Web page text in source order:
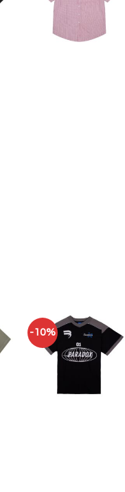
-10%